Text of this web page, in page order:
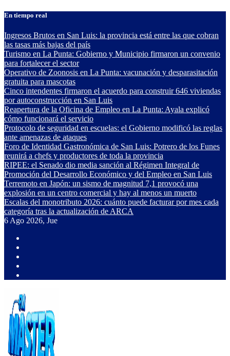
Saltar
contenido
En tiempo real
Ingresos Brutos en San Luis: la provincia está entre las que cobran
las tasas más bajas del país
Turismo en La Punta: Gobierno y Municipio firmaron un convenio
para fortalecer el sector
Operativo de Zoonosis en La Punta: vacunación y desparasitación
gratuita para mascotas
Cinco intendentes firmaron el acuerdo para construir 646 viviendas
por autoconstrucción en San Luis
Reapertura de la Oficina de Empleo en La Punta: Ayala explicó
cómo funcionará el servicio
Protocolo de seguridad en escuelas: el Gobierno modificó las reglas
ante amenazas de ataques
Foro de Identidad Gastronómica de San Luis: Potrero de los Funes
reunirá a chefs y productores de toda la provincia
RIPEE: el Senado dio media sanción al Régimen Integral de
Promoción del Desarrollo Económico y del Empleo en San Luis
Terremoto en Japón: un sismo de magnitud 7,1 provocó una
explosión en un centro comercial y hay al menos un muerto
Escalas del monotributo 2026: cuánto puede facturar por mes cada
categoría tras la actualización de ARCA
6 Ago 2026, Jue